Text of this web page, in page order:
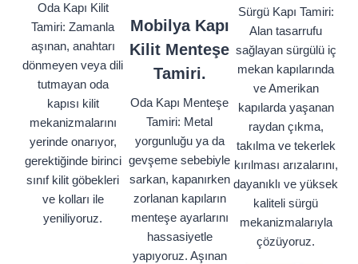
Oda Kapı Kilit
Tamiri: Zamanla
aşınan, anahtarı
dönmeyen veya dili
tutmayan oda
kapısı kilit
mekanizmalarını
yerinde onarıyor,
gerektiğinde birinci
sınıf kilit göbekleri
ve kolları ile
yeniliyoruz.
Mobilya Kapı
Kilit Menteşe
Tamiri.
Oda Kapı Menteşe
Tamiri: Metal
yorgunluğu ya da
gevşeme sebebiyle
sarkan, kapanırken
zorlanan kapıların
menteşe ayarlarını
hassasiyetle
yapıyoruz. Aşınan
Sürgü Kapı Tamiri:
Alan tasarrufu
sağlayan sürgülü iç
mekan kapılarında
ve Amerikan
kapılarda yaşanan
raydan çıkma,
takılma ve tekerlek
kırılması arızalarını,
dayanıklı ve yüksek
kaliteli sürgü
mekanizmalarıyla
çözüyoruz.